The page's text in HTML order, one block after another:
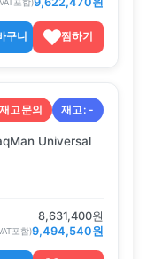
포함)
구니 찜하기
재고문의 재고:-
Universal
8,631,400원
포함)9,494,540원